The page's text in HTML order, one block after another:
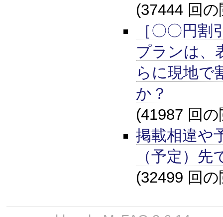
(37444 回
［〇〇円
プランは、
らに現地で
か？
(41987 回
掲載相違や
（予定）
(32499 回